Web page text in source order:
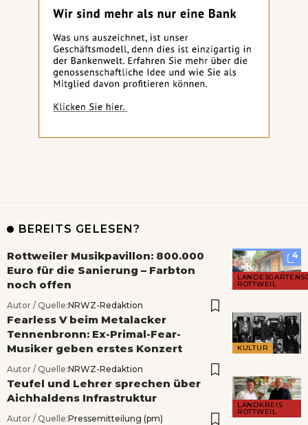
BEREITS GELESEN?
4
ROTTWEIL
Rottweiler Musikpavillon: 800.000
Euro für die Sanierung – Farbton
noch offen
Autor / Quelle:NRWZ-Redaktion
KULTUR
Fearless V beim Metalacker
Tennenbronn: Ex-Primal-Fear-
Musiker geben erstes Konzert
Autor / Quelle:NRWZ-Redaktion
LANDKREIS
ROTTWEIL
Teufel und Lehrer sprechen über
Aichhaldens Infrastruktur
Autor / Quelle:Pressemitteilung (pm)